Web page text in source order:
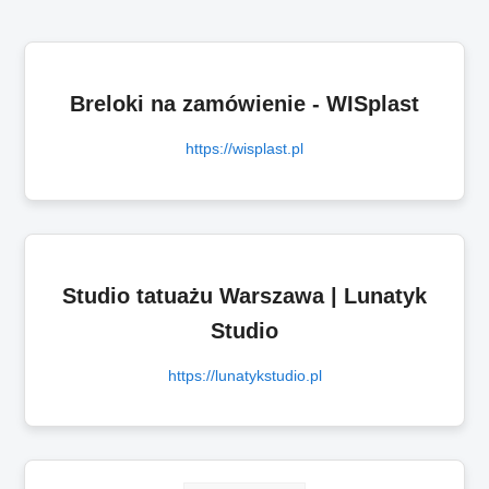
Breloki na zamówienie - WISplast
https://wisplast.pl
Studio tatuażu Warszawa | Lunatyk
Studio
https://lunatykstudio.pl